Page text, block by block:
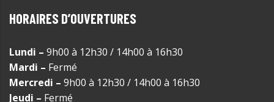
HORAIRES D’OUVERTURES
Lundi – 9h00 à 12h30 / 14h00 à 16h30
Mardi – Fermé
Mercredi – 9h00 à 12h30 / 14h00 à 16h30
Jeudi – Fermé